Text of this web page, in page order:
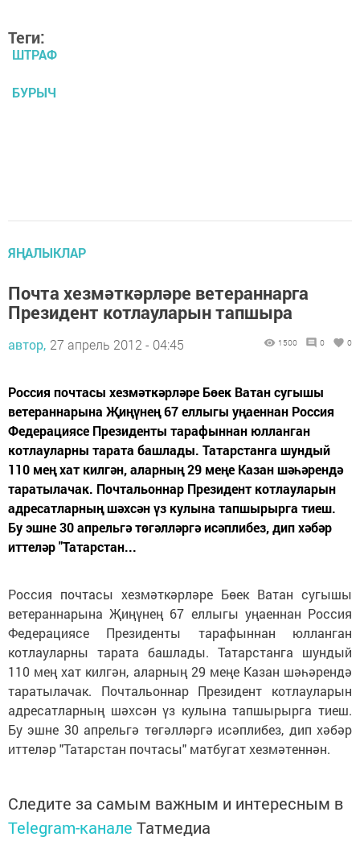
Теги:
ШТРАФ
БУРЫЧ
ЯҢАЛЫКЛАР
Почта хезмәткәрләре ветераннарга
Президент котлауларын тапшыра
автор, 27 апрель 2012 - 04:45 1500 0 0
Россия почтасы хезмәткәрләре Бөек Ватан сугышы
ветераннарына Җиңүнең 67 еллыгы уңаеннан Россия
Федерациясе Президенты тарафыннан юлланган
котлауларны тарата башлады. Татарстанга шундый
110 мең хат килгән, аларның 29 меңе Казан шәһәрендә
таратылачак. Почтальоннар Президент котлауларын
адресатларның шәхсән үз кулына тапшырырга тиеш.
Бу эшне 30 апрельгә төгәлләргә исәплибез, дип хәбәр
иттеләр "Татарстан...
Россия почтасы хезмәткәрләре Бөек Ватан сугышы
ветераннарына Җиңүнең 67 еллыгы уңаеннан Россия
Федерациясе Президенты тарафыннан юлланган
котлауларны тарата башлады. Татарстанга шундый
110 мең хат килгән, аларның 29 меңе Казан шәһәрендә
таратылачак. Почтальоннар Президент котлауларын
адресатларның шәхсән үз кулына тапшырырга тиеш.
Бу эшне 30 апрельгә төгәлләргә исәплибез, дип хәбәр
иттеләр "Татарстан почтасы" матбугат хезмәтеннән.
Следите за самым важным и интересным в
Telegram-канале Татмедиа